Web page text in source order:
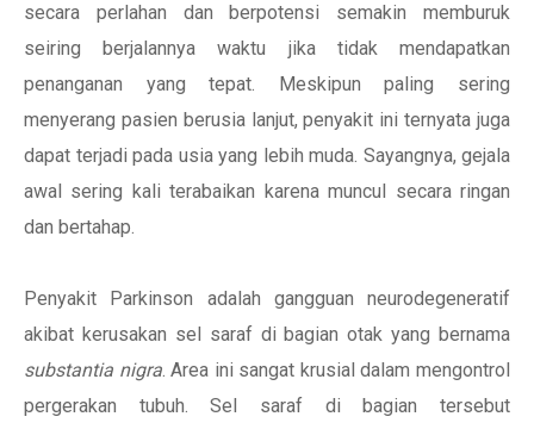
secara perlahan dan berpotensi semakin memburuk
seiring berjalannya waktu jika tidak mendapatkan
penanganan yang tepat. Meskipun paling sering
menyerang pasien berusia lanjut, penyakit ini ternyata juga
dapat terjadi pada usia yang lebih muda. Sayangnya, gejala
awal sering kali terabaikan karena muncul secara ringan
dan bertahap.
Penyakit Parkinson adalah gangguan neurodegeneratif
akibat kerusakan sel saraf di bagian otak yang bernama
substantia nigra. Area ini sangat krusial dalam mengontrol
pergerakan tubuh. Sel saraf di bagian tersebut